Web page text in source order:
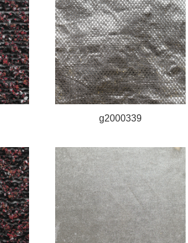
g2000339